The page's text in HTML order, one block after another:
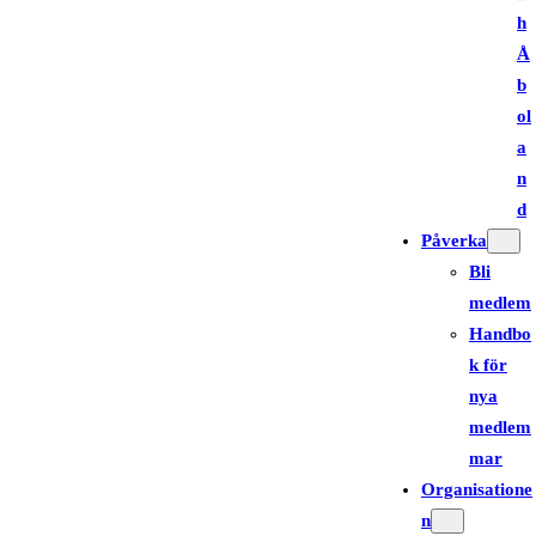
h
Å
b
ol
a
n
d
Påverka
Bli
medlem
Handbo
k för
nya
medlem
mar
Organisatione
n